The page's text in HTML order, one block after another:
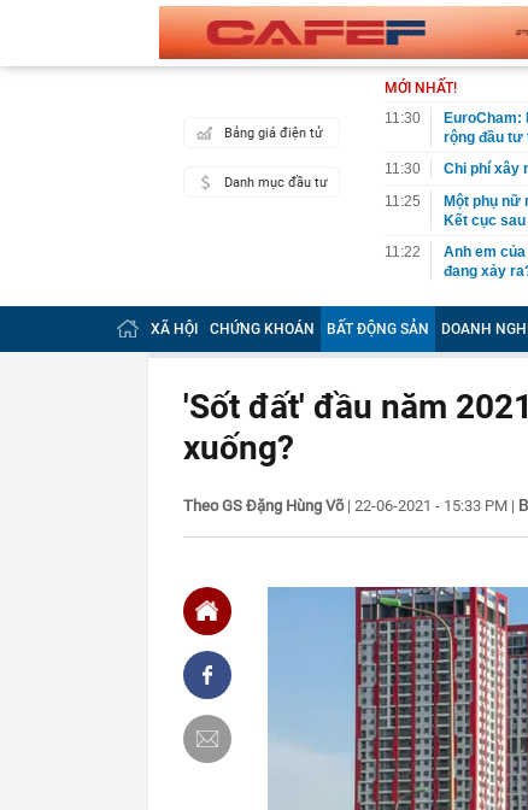
Bảng giá điện tử
Danh mục đầu tư
MỚI NHẤT!
11:30
EuroCham:
rộng đầu tư
11:30
Chi phí xây
11:25
Một phụ nữ
Kết cục
11:22
Anh em
đang xảy
11:22
Đề xuất
QUỐC
11:21
Phong tỏa
11:18
Lý do
Bất ngờ 3
11:11
Tịch thu
sang trọng
11:08
Tổng thống
11:07
Trình Quốc
Bắc Ninh
11:03
Ngày 7
không bạn
11:02
PNJ triệu
XÃ HỘI CHỨNG KHOÁN BẤT ĐỘNG SẢN DOANH
'Sốt đất' đầu năm
xuống?
Theo GS Đặng Hùng Võ| 22-06-2021 - 15:33 PM |